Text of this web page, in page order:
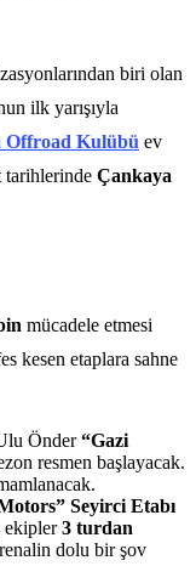
biri olan
ilk yarışıyla
Offroad Kulübü ev
tarihlerinde Çankaya
mücadele etmesi
kesen etaplara sahne
Önder“Gazi
resmen başlayacak.
Seyirci Etabı
ekipler3 turdan
dolu bir şov